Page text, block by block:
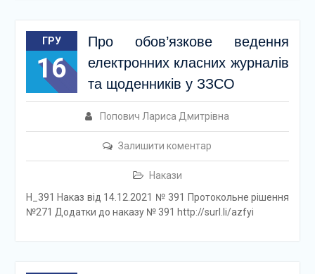
ГРУ
16
Про обов’язкове ведення
електронних класних журналів
та щоденників у ЗЗСО
Попович Лариса Дмитрівна
Залишити коментар
Накази
Н_391 Наказ від 14.12.2021 № 391 Протокольне рішення
№271 Додатки до наказу № 391 http://surl.li/azfyi